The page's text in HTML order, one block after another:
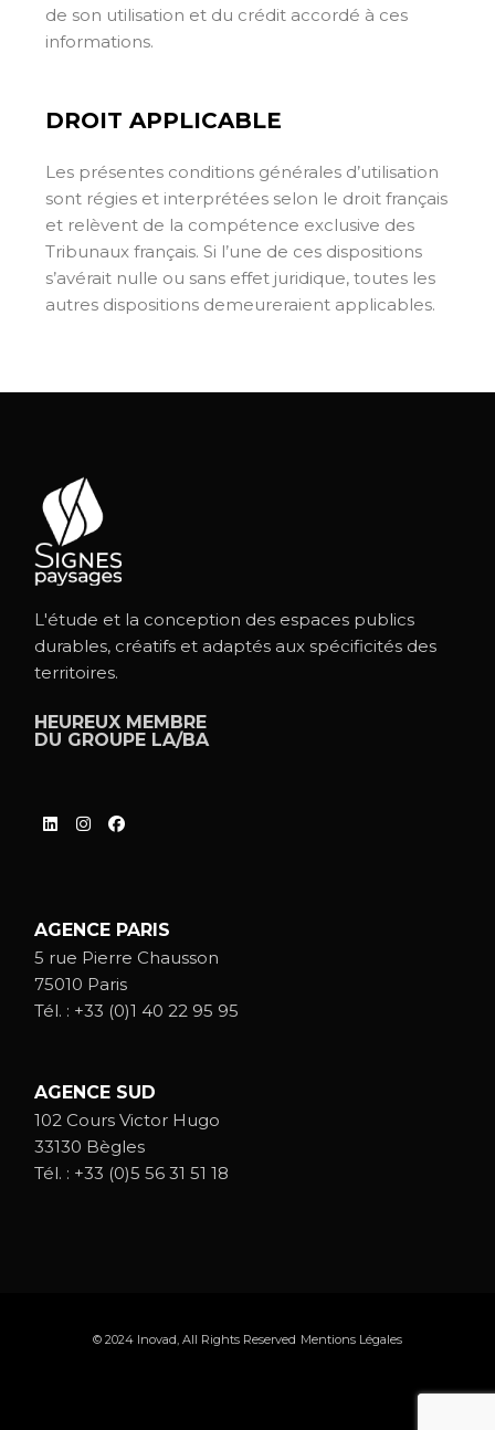
de son utilisation et du crédit accordé à ces
informations.
DROIT APPLICABLE
Les présentes conditions générales d’utilisation
sont régies et interprétées selon le droit français
et relèvent de la compétence exclusive des
Tribunaux français. Si l’une de ces dispositions
s’avérait nulle ou sans effet juridique, toutes les
autres dispositions demeureraient applicables.
L'étude et la conception des espaces publics
durables, créatifs et adaptés aux spécificités des
territoires.
HEUREUX MEMBRE
DU GROUPE LA/BA
AGENCE PARIS
5 rue Pierre Chausson
75010 Paris
Tél. : +33 (0)1 40 22 95 95
AGENCE SUD
102 Cours Victor Hugo
33130 Bègles
Tél. : +33 (0)5 56 31 51 18
© 2024 Inovad, All Rights Reserved Mentions Légales